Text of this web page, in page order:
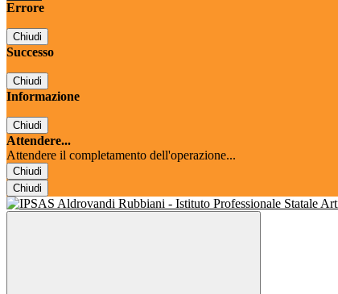
Errore
Chiudi
Successo
Chiudi
Informazione
Chiudi
Attendere...
Attendere il completamento dell'operazione...
Chiudi
Chiudi